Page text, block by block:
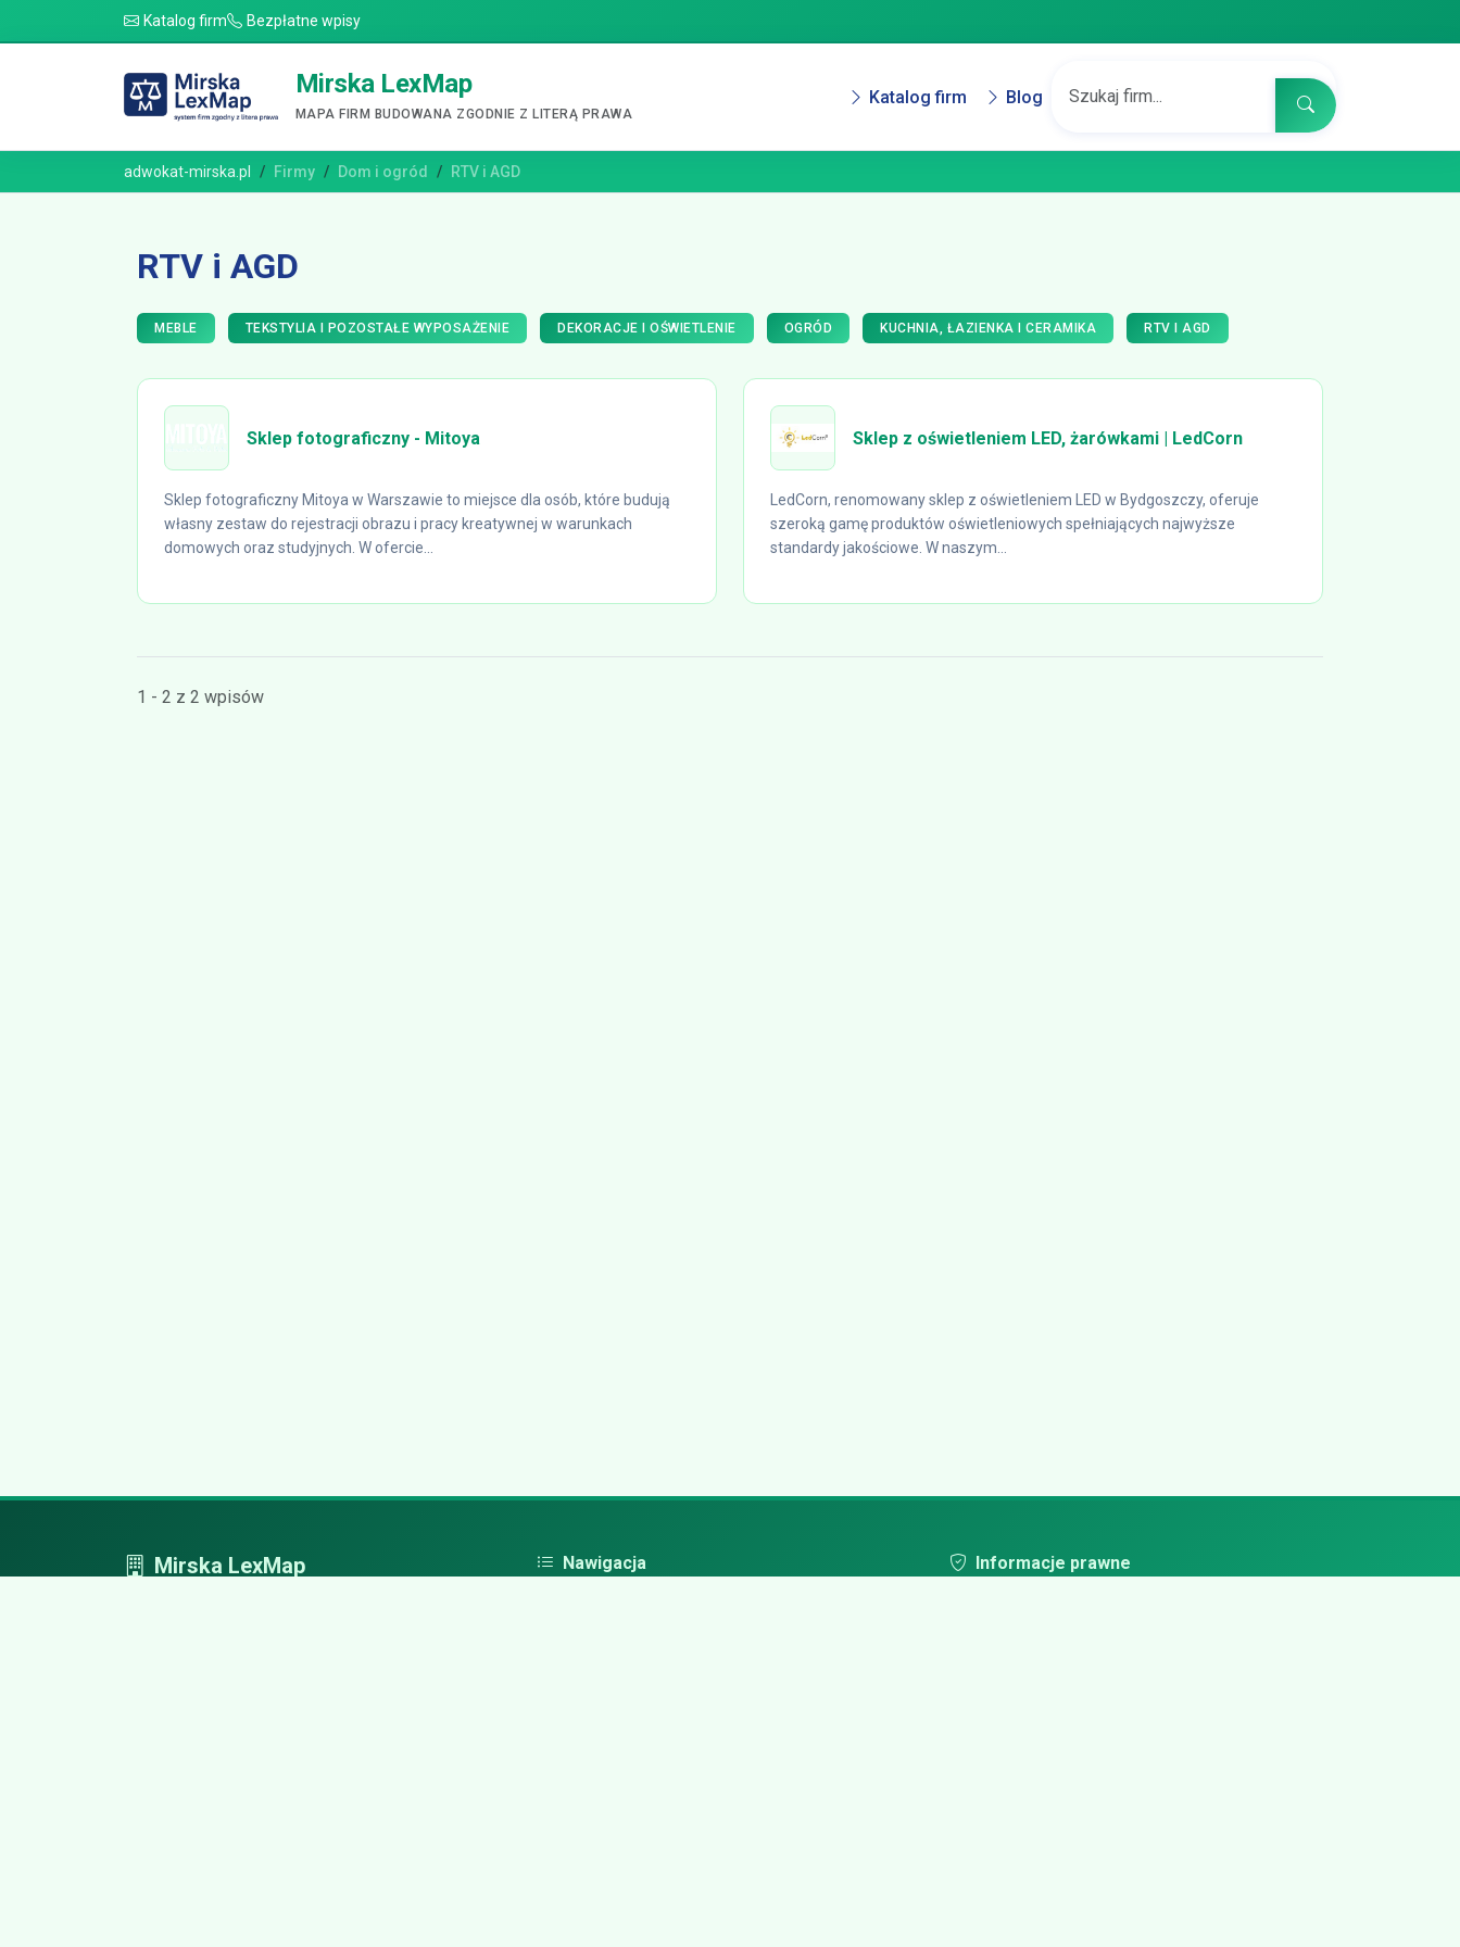
Katalog firm Bezpłatne wpisy
Mirska LexMap
MAPA FIRM BUDOWANA ZGODNIE Z LITERĄ PRAWA
Katalog firm Blog
adwokat-mirska.pl Firmy Dom i ogród RTV i AGD
RTV i AGD
MEBLE TEKSTYLIA I POZOSTAŁE WYPOSAŻENIE DEKORACJE I OŚWIETLENIE OGRÓD KUCHNIA, ŁAZIENKA I CERAMIKA RTV I AGD
Sklep fotograficzny - Mitoya
Sklep fotograficzny Mitoya w Warszawie to miejsce dla osób, które budują
własny zestaw do rejestracji obrazu i pracy kreatywnej w warunkach
domowych oraz studyjnych. W ofercie...
Sklep z oświetleniem LED, żarówkami | LedCorn
LedCorn, renomowany sklep z oświetleniem LED w Bydgoszczy, oferuje
szeroką gamę produktów oświetleniowych spełniających najwyższe
standardy jakościowe. W naszym...
1 - 2 z 2 wpisów
Mirska LexMap Nawigacja Informacje prawne